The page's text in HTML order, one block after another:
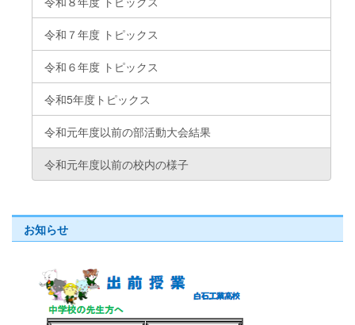
令和７年度 トピックス
令和６年度 トピックス
令和5年度トピックス
令和元年度以前の部活動大会結果
令和元年度以前の校内の様子
お知らせ